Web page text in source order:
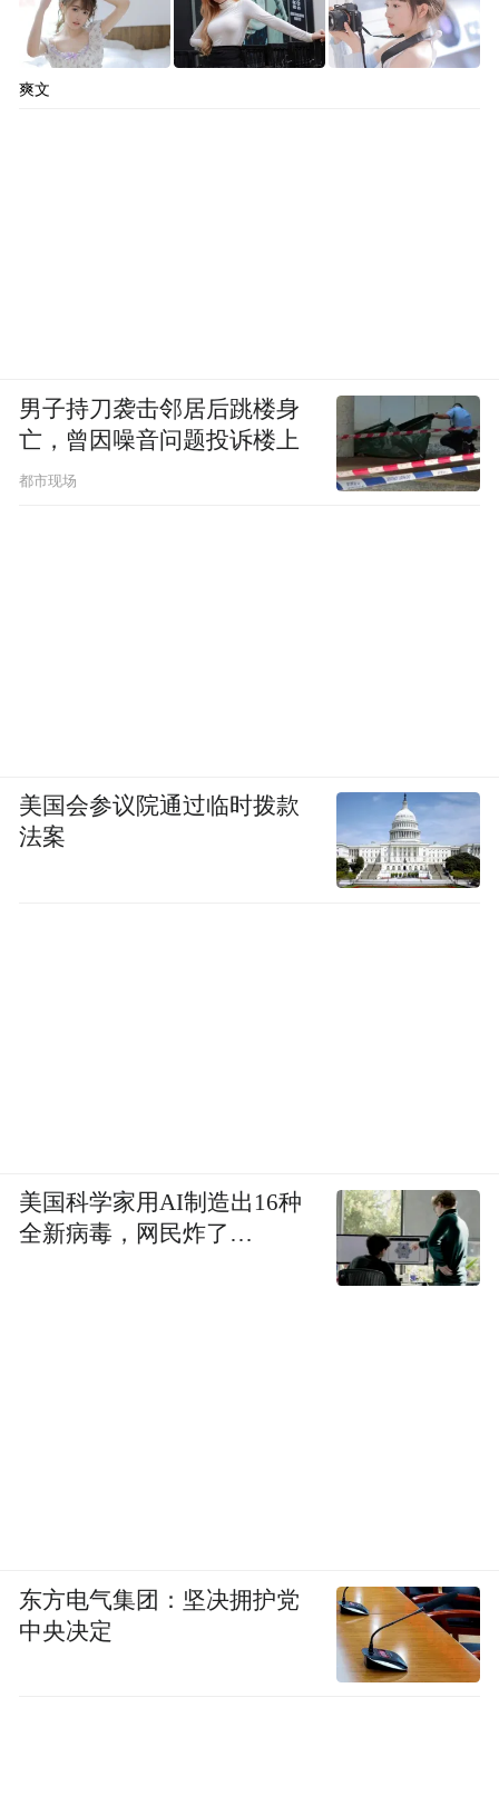
爽文
男子持刀袭击邻居后跳楼身
亡，曾因噪音问题投诉楼上
都市现场
美国会参议院通过临时拨款
法案
美国科学家用AI制造出16种
全新病毒，网民炸了…
东方电气集团：坚决拥护党
中央决定